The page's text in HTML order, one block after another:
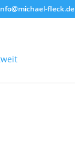
fleck.de